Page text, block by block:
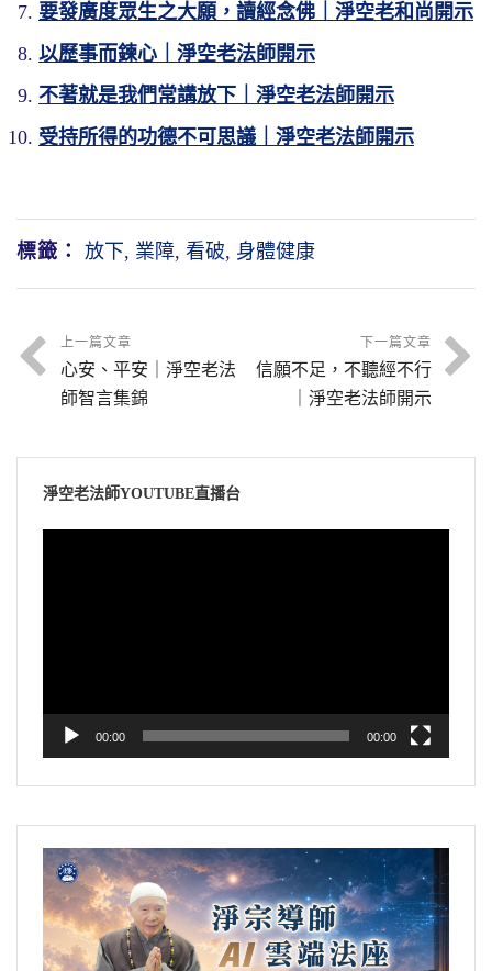
要發廣度眾生之大願，讀經念佛｜淨空老和尚開示
以歷事而鍊心｜淨空老法師開示
不著就是我們常講放下｜淨空老法師開示
受持所得的功德不可思議｜淨空老法師開示
標籤： 放下, 業障, 看破, 身體健康
上一篇文章
心安、平安｜淨空老法
師智言集錦
下一篇文章
信願不足，不聽經不行
｜淨空老法師開示
淨空老法師YOUTUBE直播台
00:00 00:00